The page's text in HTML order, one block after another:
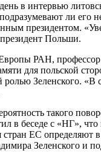
в интервью
ли
президентом.
Польши.
РАН,
для польской
ролью Зеленского. «В
такого
в беседе с «НГ»,
ЕС определяют в
Зеленского и